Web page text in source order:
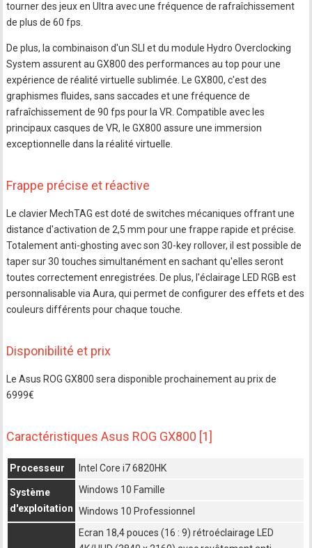
tourner des jeux en Ultra avec une fréquence de rafraîchissement
de plus de 60 fps.
De plus, la combinaison d'un SLI et du module Hydro Overclocking
System assurent au GX800 des performances au top pour une
expérience de réalité virtuelle sublimée. Le GX800, c'est des
graphismes fluides, sans saccades et une fréquence de
rafraîchissement de 90 fps pour la VR. Compatible avec les
principaux casques de VR, le GX800 assure une immersion
exceptionnelle dans la réalité virtuelle.
Frappe précise et réactive
Le clavier MechTAG est doté de switches mécaniques offrant une
distance d'activation de 2,5 mm pour une frappe rapide et précise.
Totalement anti-ghosting avec son 30-key rollover, il est possible de
taper sur 30 touches simultanément en sachant qu'elles seront
toutes correctement enregistrées. De plus, l'éclairage LED RGB est
personnalisable via Aura, qui permet de configurer des effets et des
couleurs différents pour chaque touche.
Disponibilité et prix
Le Asus ROG GX800 sera disponible prochainement au prix de
6999€
Caractéristiques Asus ROG GX800 [1]
Processeur Intel Core i7 6820HK
Système
d'exploitation
Windows 10 Famille
Windows 10 Professionnel
Ecran 18,4 pouces (16 : 9) rétroéclairage LED